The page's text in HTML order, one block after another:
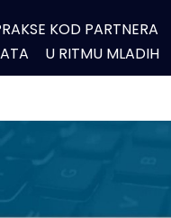
KOD PARTNERA
U RITMU MLADIH